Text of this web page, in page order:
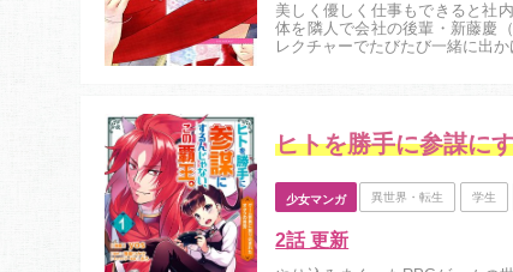
美しく優しく仕事もできると社
体を隣人で会社の後輩・新藤慶
レクチャーでたびたび一緒に出
少女マンガ 異世界・転生 学生
2話 更新